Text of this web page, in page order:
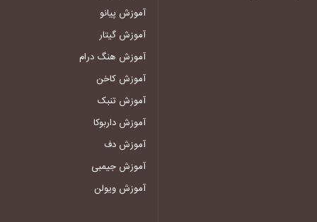
آموزش پیانو
آموزش گیتار
آموزش هنگ درام
آموزش کاخن
آموزش تنبک
آموزش داربوکا
آموزش دف
آموزش جیمبی
آموزش ویولن